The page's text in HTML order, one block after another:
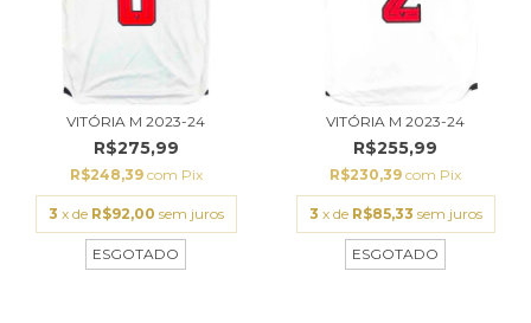
VITÓRIA M 2023-24
R$275,99
R$248,39 com Pix
3 x de R$92,00 sem juros
ESGOTADO
VITÓRIA M 2023-24
R$255,99
R$230,39 com Pix
3 x de R$85,33 sem juros
ESGOTADO